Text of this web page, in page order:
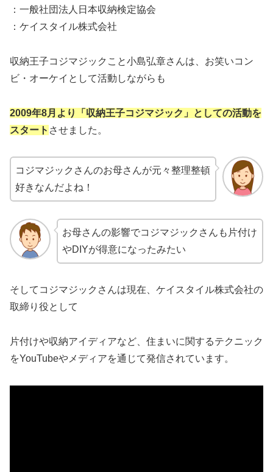
：一般社団法人日本収納検定協会
：ケイスタイル株式会社
収納王子コジマジックこと小島弘章さんは、お笑いコン
ビ・オーケイとして活動しながらも
2009年8月より「収納王子コジマジック」としての活動を
スタート させました。
コジマジックさんのお母さんが元々整理整頓
好きなんだよね！
お母さんの影響でコジマジックさんも片付け
やDIYが得意になったみたい
そしてコジマジックさんは現在、ケイスタイル株式会社の
取締り役として
片付けや収納アイディアなど、住まいに関するテクニック
をYouTubeやメディアを通じて発信されています。